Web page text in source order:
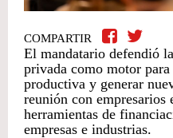
COMPARTIR
El mandatario defendió
privada como motor
productiva y generar
reunión con empresarios
herramientas de
empresas e industrias.